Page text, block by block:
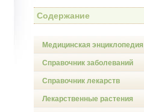
Содержание
Медицинская энциклопедия
Справочник заболеваний
Справочник лекарств
Лекарственные растения